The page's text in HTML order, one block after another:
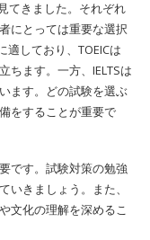
てきました。それぞれ
にとっては重要な選択
適しており、TOEICは
ちます。一方、IELTSは
ます。どの試験を選ぶ
をすることが重要で
です。試験対策の勉強
いきましょう。また、
文化の理解を深めるこ